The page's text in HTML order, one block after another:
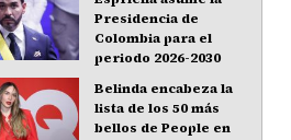
Presidencia de
Colombia para el
periodo 2026-2030
Belinda encabeza la
lista de los 50 más
bellos de People en